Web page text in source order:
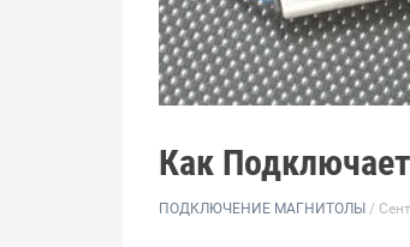
Как
ПОДКЛЮЧЕНИЕ МАГНИТОЛЫ /